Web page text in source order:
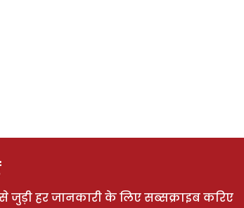
जुड़ी हर जानकारी के लिए सब्सक्राइब करिए